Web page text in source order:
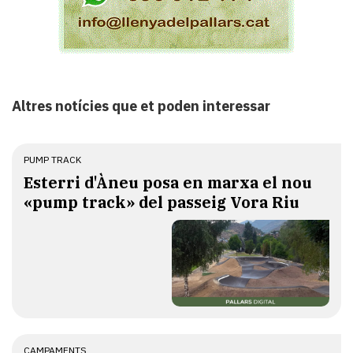
Altres notícies que et poden interessar
PUMP TRACK
Esterri d'Àneu posa en marxa el nou
«pump track» del passeig Vora Riu
CAMPAMENTS